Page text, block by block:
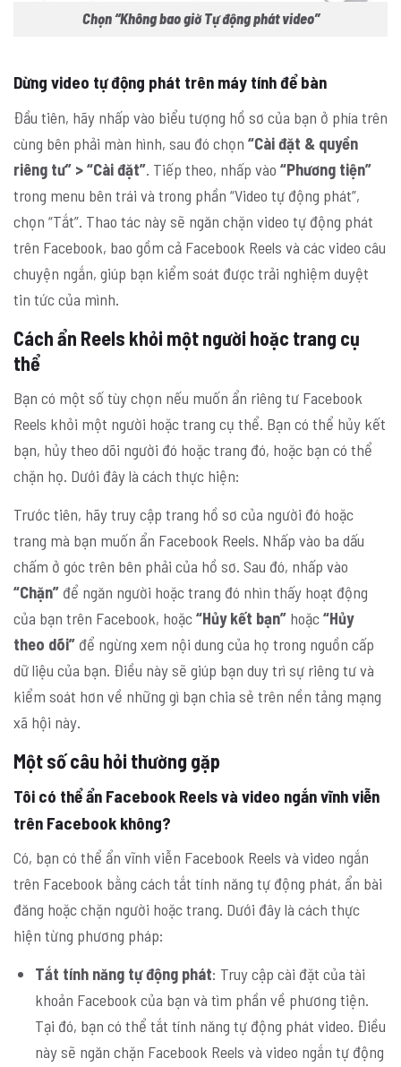
Chọn “Không bao giờ Tự động phát video”
Dừng video tự động phát trên máy tính để bàn
Đầu tiên, hãy nhấp vào biểu tượng hồ sơ của bạn ở phía trên
cùng bên phải màn hình, sau đó chọn “Cài đặt & quyền
riêng tư” > “Cài đặt”. Tiếp theo, nhấp vào “Phương tiện”
trong menu bên trái và trong phần “Video tự động phát”,
chọn “Tắt”. Thao tác này sẽ ngăn chặn video tự động phát
trên Facebook, bao gồm cả Facebook Reels và các video câu
chuyện ngắn, giúp bạn kiểm soát được trải nghiệm duyệt
tin tức của mình.
Cách ẩn Reels khỏi một người hoặc trang cụ
thể
Bạn có một số tùy chọn nếu muốn ẩn riêng tư Facebook
Reels khỏi một người hoặc trang cụ thể. Bạn có thể hủy kết
bạn, hủy theo dõi người đó hoặc trang đó, hoặc bạn có thể
chặn họ. Dưới đây là cách thực hiện:
Trước tiên, hãy truy cập trang hồ sơ của người đó hoặc
trang mà bạn muốn ẩn Facebook Reels. Nhấp vào ba dấu
chấm ở góc trên bên phải của hồ sơ. Sau đó, nhấp vào
“Chặn” để ngăn người hoặc trang đó nhìn thấy hoạt động
của bạn trên Facebook, hoặc“Hủy kết bạn” hoặc“Hủy
theo dõi” để ngừng xem nội dung của họ trong nguồn cấp
dữ liệu của bạn. Điều này sẽ giúp bạn duy trì sự riêng tư và
kiểm soát hơn về những gì bạn chia sẻ trên nền tảng mạng
xã hội này.
Một số câu hỏi thường gặp
Tôi có thể ẩn Facebook Reels và video ngắn vĩnh viễn
trên Facebook không?
Có, bạn có thể ẩn vĩnh viễn Facebook Reels và video ngắn
trên Facebook bằng cách tắt tính năng tự động phát, ẩn bài
đăng hoặc chặn người hoặc trang. Dưới đây là cách thực
hiện từng phương pháp:
Tắt tính năng tự động phát: Truy cập cài đặt của tài
khoản Facebook của bạn và tìm phần về phương tiện.
Tại đó, bạn có thể tắt tính năng tự động phát video. Điều
này sẽ ngăn chặn Facebook Reels và video ngắn tự động